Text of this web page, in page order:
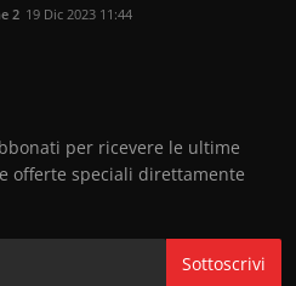
2 19 Dic 2023 11:44
per ricevere le ultime
offerte speciali direttamente
Sottoscrivi